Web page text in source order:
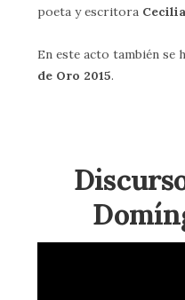
poeta y escritora
En este acto también se
de Oro 2015.